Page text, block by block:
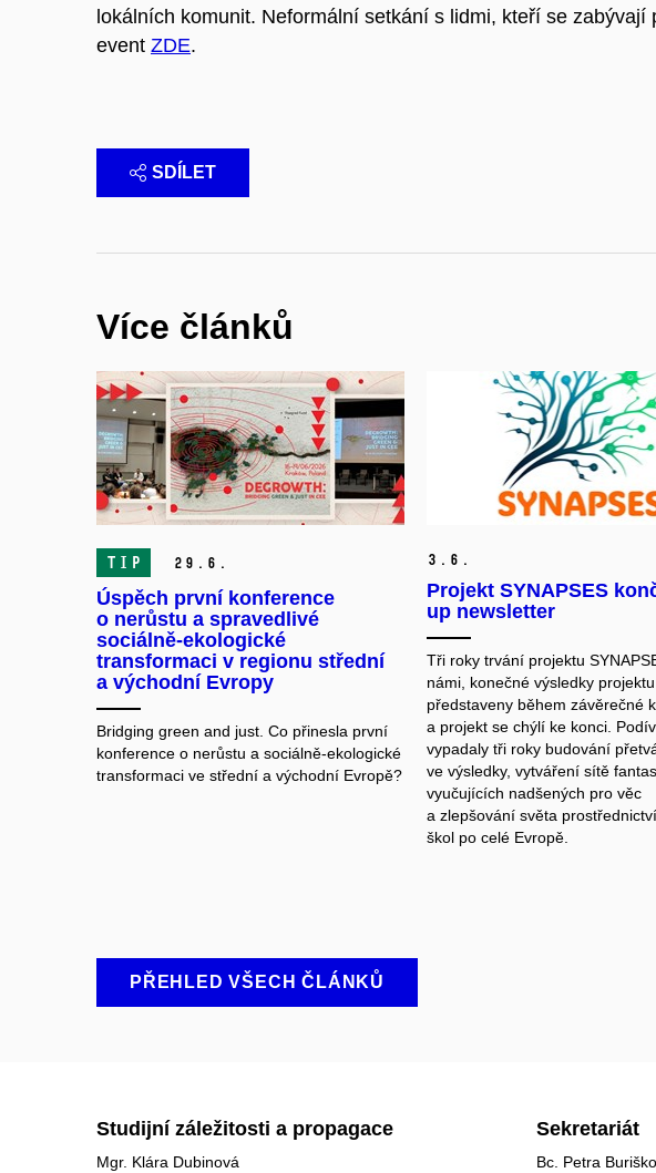
lokálních komunit. Neformální setkání s lidmi, kteří se zabývají
event ZDE.
SDÍLET
Více článků
TIP 29. 6.
Úspěch první konference
o nerůstu a spravedlivé
sociálně-ekologické
transformaci v regionu střední
a východní Evropy
Bridging green and just. Co přinesla první
konference o nerůstu a sociálně-ekologické
transformaci ve střední a východní Evropě?
3. 6.
Projekt SYNAPSES
up newsletter
Tři roky trvání projektu
námi, konečné výsledky
představeny během závěrečné
a projekt se chýlí ke konci.
vypadaly tři roky budování
ve výsledky, vytváření sítě
vyučujících nadšených pro věc
a zlepšování světa
škol po celé Evropě.
PŘEHLED VŠECH ČLÁNKŮ
Studijní záležitosti a propagace
Mgr. Klára Dubinová
Sekretariát
Bc. Petra